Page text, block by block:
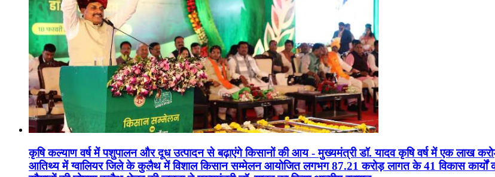
कृषि कल्याण वर्ष में पशुपालन और दूध उत्पादन से बढ़ाएंगे किसानों की आय - मुख्यमंत्री डॉ. यादव कृषि वर्ष में एक लाख
आतिथ्य में ग्वालियर जिले के कुलैथ में विशाल किसान सम्मेलन आयोजित लगभग 87.21 करोड़ लागत के 41 विकास कार्यों